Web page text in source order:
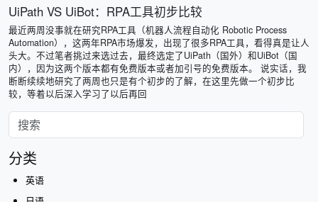
UiPath VS UiBot：RPA工具初步比较
最近两周没事就在研究RPA工具（机器人流程自动化 Robotic Process
Automation），这两年RPA市场爆发，出现了很多RPA工具，看得真是让人
头大。不过笔者挑过来选过去，最终选定了UiPath（国外）和UiBot（国
内），因为这两个版本都有免费版本或者加引号的免费版本。 说实话，我
断断续续地研究了两周也只是有个初步的了解，在这里先做一个初步比
较，等着以后深入学习了以后再回
分类
英语